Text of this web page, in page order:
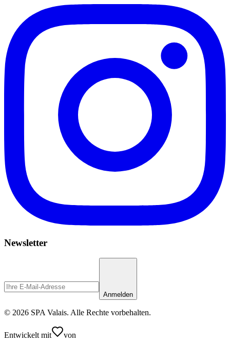
Newsletter
Anmelden
© 2026 SPA Valais. Alle Rechte vorbehalten.
Entwickelt mit von